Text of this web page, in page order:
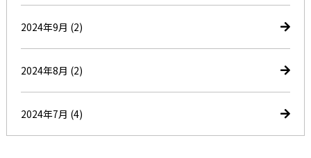
2024年9月 (2)
2024年8月 (2)
2024年7月 (4)